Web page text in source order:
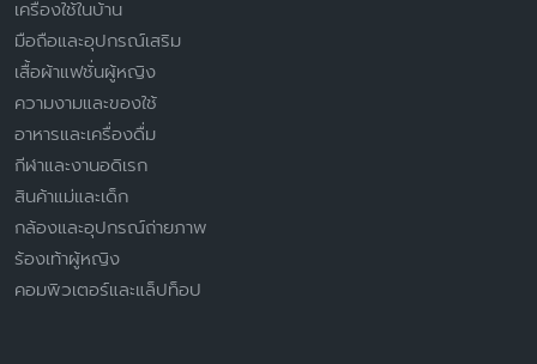
เครื่องใช้ในบ้าน
มือถือและอุปกรณ์เสริม
เสื้อผ้าแฟชั่นผู้หญิง
ความงามและของใช้
อาหารและเครื่องดื่ม
กีฬาและงานอดิเรก
สินค้าแม่และเด็ก
กล้องและอุปกรณ์ถ่ายภาพ
ร้องเท้าผู้หญิง
คอมพิวเตอร์และแล็ปท็อป